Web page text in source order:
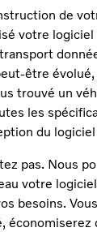
de
votre
être
trouvé un
les
du
pas. Nous
votre
besoins.
économiserez